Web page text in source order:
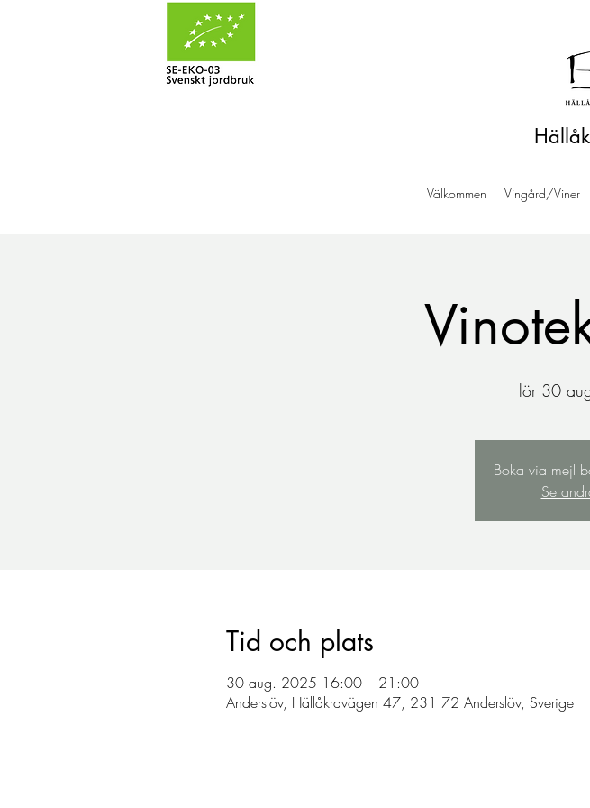
Välkommen Vingård/Viner
lör 30
Boka via mejl
Se
Tid och plats
30 aug. 2025 16:00 – 21:00
Anderslöv, Hällåkravägen 47, 231 72 Anderslöv, Sverige